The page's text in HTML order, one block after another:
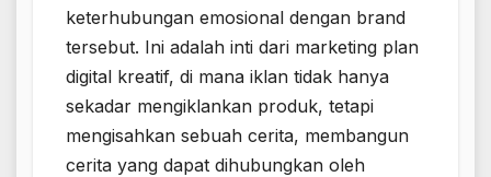
keterhubungan emosional dengan brand
tersebut. Ini adalah inti dari marketing plan
digital kreatif, di mana iklan tidak hanya
sekadar mengiklankan produk, tetapi
mengisahkan sebuah cerita, membangun
cerita yang dapat dihubungkan oleh